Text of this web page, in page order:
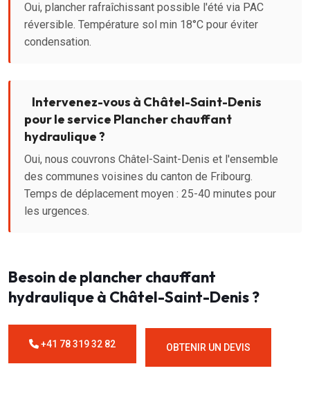
Oui, plancher rafraîchissant possible l'été via PAC
réversible. Température sol min 18°C pour éviter
condensation.
Intervenez-vous à Châtel-Saint-Denis
pour le service Plancher chauffant
hydraulique ?
Oui, nous couvrons Châtel-Saint-Denis et l'ensemble
des communes voisines du canton de Fribourg.
Temps de déplacement moyen : 25-40 minutes pour
les urgences.
Besoin de plancher chauffant
hydraulique à Châtel-Saint-Denis ?
+41 78 319 32 82 OBTENIR UN DEVIS